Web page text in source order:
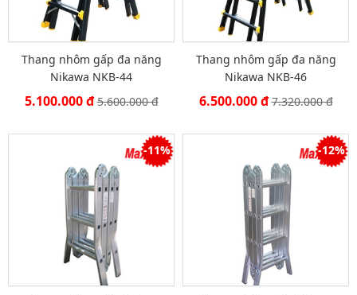
Thang nhôm gấp đa năng
Nikawa NKB-44
5.100.000 đ5.600.000 đ
Thang nhôm gấp đa năng
Nikawa NKB-46
6.500.000 đ7.320.000 đ
-11% -12%